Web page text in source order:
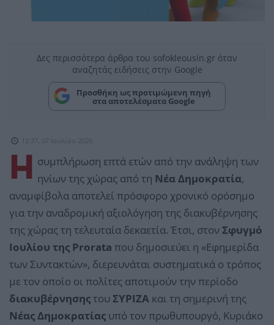
Δες περισσότερα άρθρα του sofokleousin.gr όταν
αναζητάς ειδήσεις στην Google
Προσθήκη ως προτιμώμενη πηγή
στα αποτελέσματα Google
12:37, 07 Ιουλίου 2026
Η
συμπλήρωση επτά ετών από την ανάληψη των
ηνίων της χώρας από τη Νέα Δημοκρατία,
αναμφίβολα αποτελεί πρόσφορο χρονικό ορόσημο
για την αναδρομική αξιολόγηση της διακυβέρνησης
της χώρας τη τελευταία δεκαετία. Έτσι, στον Σφυγμό
Ιουλίου της Prorata που δημοσιεύει η «Εφημερίδα
των Συντακτών», διερευνάται συστηματικά ο τρόπος
με τον οποίο οι πολίτες αποτιμούν την περίοδο
διακυβέρνησηςτου ΣΥΡΙΖΑ και τη σημερινή της
Νέας Δημοκρατίας υπό τον πρωθυπουργό, Κυριάκο